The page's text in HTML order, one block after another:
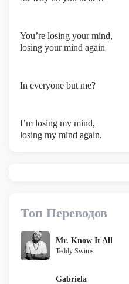
You’re losing your mind,
losing your mind again
In everyone but me?
I’m losing my mind,
losing my mind again.
Топ Переводов
Mr. Know It All
Teddy Swims
Gabriela